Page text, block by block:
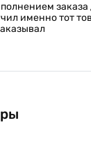
заказа
именно тот